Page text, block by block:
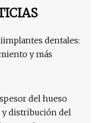
dentales:
y más
del hueso
distribución del